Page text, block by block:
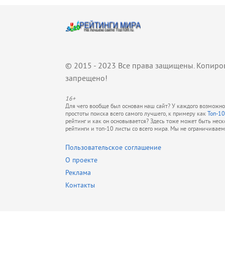
© 2015 - 2023 Все права защищены.
запрещено!
16+
Для чего вообще был основан наш сайт? У каждого
простоты поиска всего самого лучшего, к примеру как Топ-
рейтинг и как он основывается? Здесь тоже может быть
рейтинги и топ-10 листы со всего мира. Мы не
Пользовательское соглашение
О проекте
Реклама
Контакты